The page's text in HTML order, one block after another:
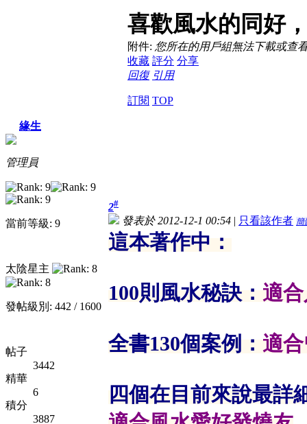
喜歡風水的同好
附件: 您所在的用戶組無法下載或查
收藏 評分 分享
回復 引用
訂閱 TOP
緣生
管理員
當前等級: 9
太陰星主
發帖級別: 442 / 1600
帖子
3442
精華
6
積分
3887
2#
發表於 2012-12-1 00:54 | 只看該作者 簡
這本著作中：
100則風水秘訣： 適
全書130個案例： 適
四個在目前來說最詳